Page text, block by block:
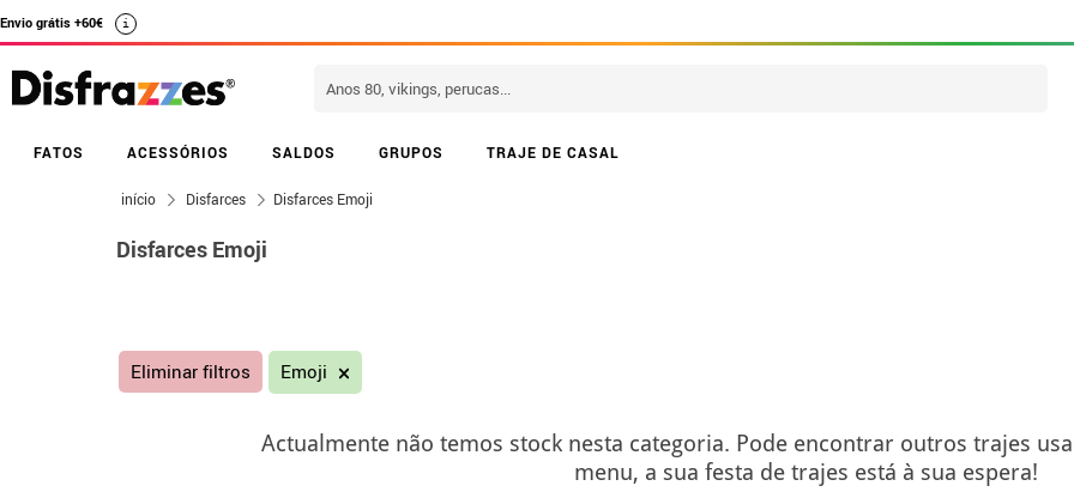
Envio grátis +60€ i
FATOS ACESSÓRIOS SALDOS GRUPOS TRAJE DE CASAL
início Disfarces Disfarces Emoji
Disfarces Emoji
Eliminar filtros Emoji
Actualmente não temos stock nesta categoria. Pode encontrar outros trajes
menu, a sua festa de trajes está à sua espera!